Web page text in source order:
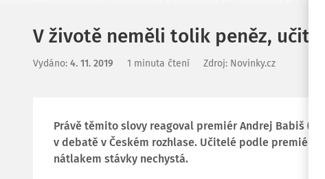
V životě neměli tolik peněz,
Vydáno: 4. 11. 2019 1 minuta čtení Zdroj: Novinky.cz
Právě těmito slovy reagoval premiér Andrej Babiš
v debatě v Českém rozhlase. Učitelé podle
nátlakem stávky nechystá.